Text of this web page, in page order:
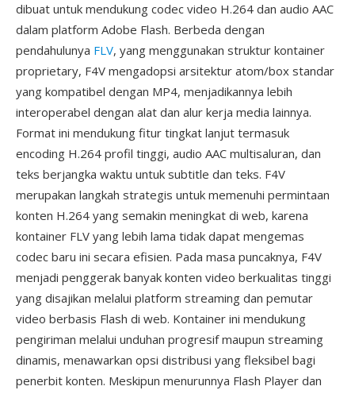
dibuat untuk mendukung codec video H.264 dan audio AAC
dalam platform Adobe Flash. Berbeda dengan
pendahulunya FLV, yang menggunakan struktur kontainer
proprietary, F4V mengadopsi arsitektur atom/box standar
yang kompatibel dengan MP4, menjadikannya lebih
interoperabel dengan alat dan alur kerja media lainnya.
Format ini mendukung fitur tingkat lanjut termasuk
encoding H.264 profil tinggi, audio AAC multisaluran, dan
teks berjangka waktu untuk subtitle dan teks. F4V
merupakan langkah strategis untuk memenuhi permintaan
konten H.264 yang semakin meningkat di web, karena
kontainer FLV yang lebih lama tidak dapat mengemas
codec baru ini secara efisien. Pada masa puncaknya, F4V
menjadi penggerak banyak konten video berkualitas tinggi
yang disajikan melalui platform streaming dan pemutar
video berbasis Flash di web. Kontainer ini mendukung
pengiriman melalui unduhan progresif maupun streaming
dinamis, menawarkan opsi distribusi yang fleksibel bagi
penerbit konten. Meskipun menurunnya Flash Player dan